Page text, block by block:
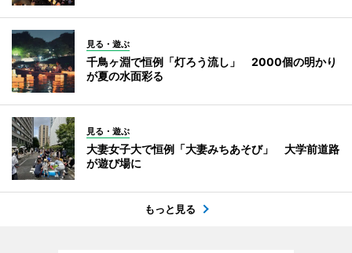
見る・遊ぶ
千鳥ヶ淵で恒例「灯ろう流し」 2000個の明かり
が夏の水面彩る
見る・遊ぶ
大妻女子大で恒例「大妻みちあそび」 大学前道路
が遊び場に
もっと見る